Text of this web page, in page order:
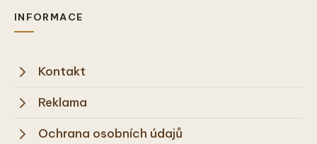
INFORMACE
Kontakt
Reklama
Ochrana osobních údajů